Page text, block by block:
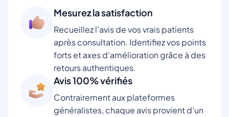
Mesurez la satisfaction
Recueillez l'avis de vos vrais patients
après consultation. Identifiez vos points
forts et axes d'amélioration grâce à des
retours authentiques.
Avis 100% vérifiés
Contrairement aux plateformes
généralistes, chaque avis provient d'un